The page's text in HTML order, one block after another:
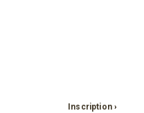
Inscription ›